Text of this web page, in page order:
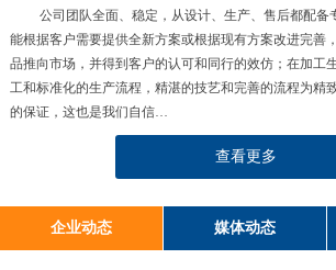
公司团队全面、稳定，从设计、生产、售后都配备
能根据客户需要提供全新方案或根据现有方案改进完善
品推向市场，并得到客户的认可和同行的效仿；在加工
工和标准化的生产流程，精湛的技艺和完善的流程为精
的保证，这也是我们自信…
查看更多
企业动态 媒体动态